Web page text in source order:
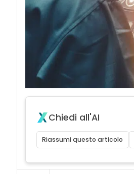
Chiedi all'AI
Riassumi questo articolo